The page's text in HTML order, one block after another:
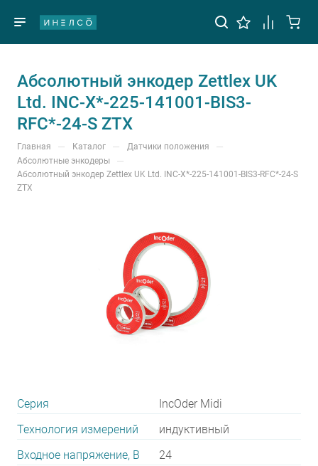
Абсолютный энкодер Zettlex UK
Ltd. INC-X*-225-141001-BIS3-
RFC*-24-S ZTX
Главная — Каталог — Датчики положения —
Абсолютные энкодеры —
Абсолютный энкодер Zettlex UK Ltd. INC-X*-225-141001-BIS3-RFC*-24-S
ZTX
Серия
IncOder Midi
Технология измерений
индуктивный
Входное напряжение, В
24